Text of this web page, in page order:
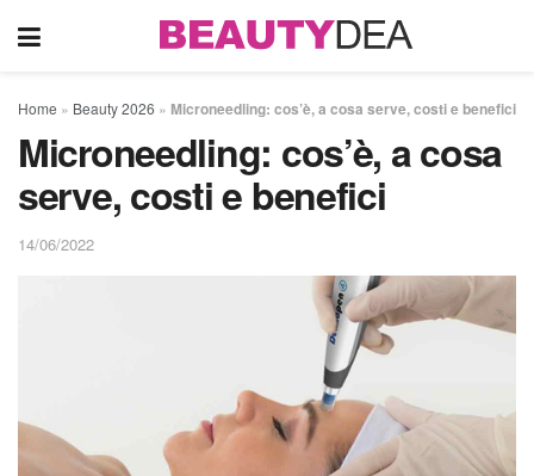
Home » Beauty 2026 » Microneedling: cos’è, a cosa serve, costi e benefici
Microneedling: cos’è, a cosa
serve, costi e benefici
14/06/2022